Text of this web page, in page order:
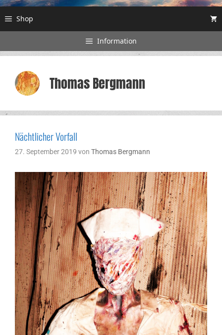
Shop
Information
Thomas Bergmann
Nächtlicher Vorfall
27. September 2019 von Thomas Bergmann